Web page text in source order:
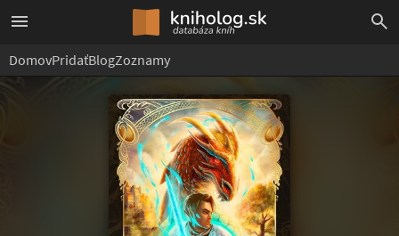
DomovPridaťBlogZoznamy